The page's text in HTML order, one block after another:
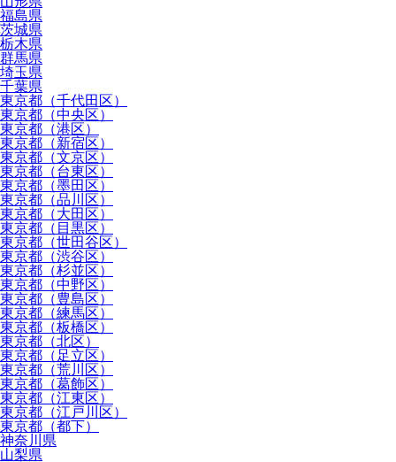
福島県
茨城県
栃木県
群馬県
埼玉県
千葉県
東京都（千代田区）
東京都（中央区）
東京都（港区）
東京都（新宿区）
東京都（文京区）
東京都（台東区）
東京都（墨田区）
東京都（品川区）
東京都（大田区）
東京都（目黒区）
東京都（世田谷区）
東京都（渋谷区）
東京都（杉並区）
東京都（中野区）
東京都（豊島区）
東京都（練馬区）
東京都（板橋区）
東京都（北区）
東京都（足立区）
東京都（荒川区）
東京都（葛飾区）
東京都（江東区）
東京都（江戸川区）
東京都（都下）
神奈川県
山梨県